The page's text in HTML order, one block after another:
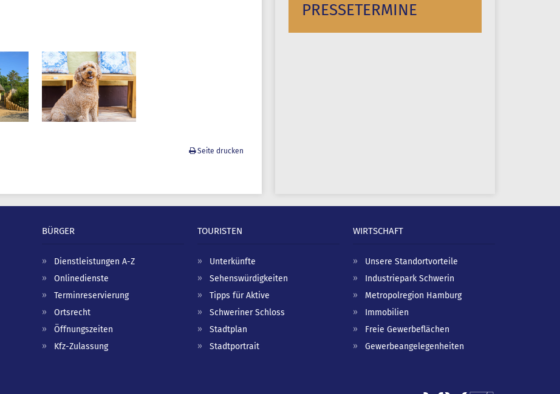
Seite drucken
PRESSETERMINE
BÜRGER
Dienstleistungen A-Z
Onlinedienste
Terminreservierung
Ortsrecht
Öffnungszeiten
Kfz-Zulassung
TOURISTEN
Unterkünfte
Sehenswürdigkeiten
Tipps für Aktive
Schweriner Schloss
Stadtplan
Stadtportrait
WIRTSCHAFT
Unsere Standortvorteile
Industriepark Schwerin
Metropolregion Hamburg
Immobilien
Freie Gewerbeflächen
Gewerbeangelegenheiten